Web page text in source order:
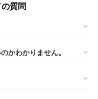
質問
かわかりません。